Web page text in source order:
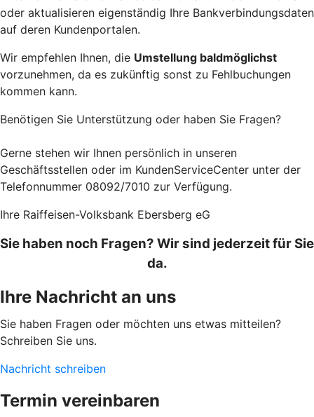
oder aktualisieren eigenständig Ihre Bankverbindungsdaten
auf deren Kundenportalen.
Wir empfehlen Ihnen, die Umstellung baldmöglichst
vorzunehmen, da es zukünftig sonst zu Fehlbuchungen
kommen kann.
Benötigen Sie Unterstützung oder haben Sie Fragen?
Gerne stehen wir Ihnen persönlich in unseren
Geschäftsstellen oder im KundenServiceCenter unter der
Telefonnummer 08092/7010 zur Verfügung.
Ihre Raiffeisen-Volksbank Ebersberg eG
Sie haben noch Fragen? Wir sind jederzeit für Sie
da.
Ihre Nachricht an uns
Sie haben Fragen oder möchten uns etwas mitteilen?
Schreiben Sie uns.
Nachricht schreiben
Termin vereinbaren